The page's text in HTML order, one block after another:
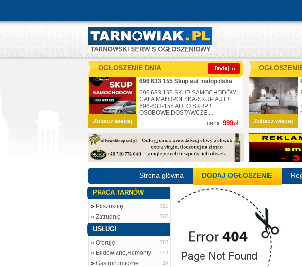
OGŁOSZENIE DNIA
Zobacz więcej cena: 999zł
696 633 155 Skup aut małopolska
696 633 155 SKUP SAMOCHODÓW
CAŁA MAŁOPOLSKA-SKUP AUT !!
696-633-155 AUTO SKUP !
OSOBOWE,DOSTAWCZE,...
Zobacz więcej
Strona główna DODAJ OGŁOSZENIE
PRACA TARNÓW
» Poszukuję 312
» Zatrudnię 765
USŁUGI
» Oferuję 787
» Budowlane,Remonty 441
» Gastronomiczne 14